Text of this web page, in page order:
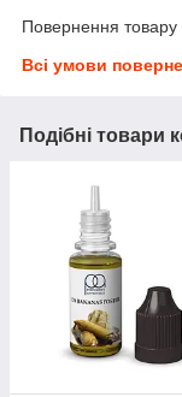
Повернення товару
Всі умови
Подібні товари